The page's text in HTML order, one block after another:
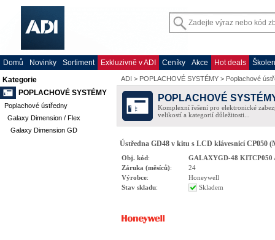
Domů Novinky Sortiment Exkluzivně v ADI Ceníky Akce Hot deals
Kategorie
POPLACHOVÉ SYSTÉMY
Poplachové ústředny
Galaxy Dimension / Flex
Galaxy Dimension GD
ADI > POPLACHOVÉ SYSTÉMY > Poplachové
POPLACHOVÉ
Komplexní řešení pro elektronické
velikostí a kategorií důležitosti...
Ústředna GD48 v kitu s LCD klávesnicí CP050
Obj. kód:
GALAXYGD-48 KITCP050
Záruka (měsíců):
24
Výrobce:
Honeywell
Stav skladu: Skladem